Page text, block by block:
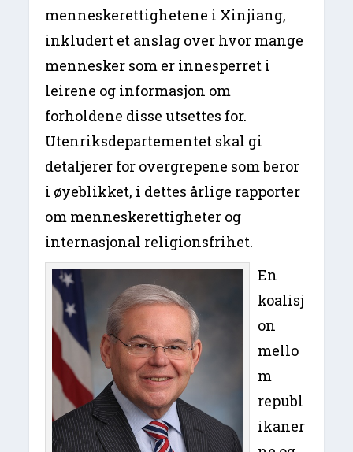
menneskerettighetene i Xinjiang,
inkludert et anslag over hvor mange
mennesker som er innesperret i
leirene og informasjon om
forholdene disse utsettes for.
Utenriksdepartementet skal gi
detaljerer for overgrepene som beror
i øyeblikket, i dettes årlige rapporter
om menneskerettigheter og
internasjonal religionsfrihet.
En
koalisj
on
mello
m
republ
ikaner